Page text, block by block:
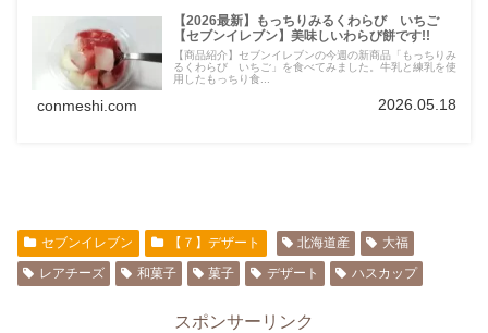
【2026最新】もっちりみるくわらび いちご
【セブンイレブン】美味しいわらび餅です!!
【商品紹介】セブンイレブンの今週の新商品「もっちりみ
るくわらび いちご」を食べてみました。牛乳と練乳を使
用したもっちり食...
conmeshi.com 2026.05.18
セブンイレブン 【７】デザート 北海道産
大福
レアチーズ
和菓子 菓子 デザート ハスカップ
スポンサーリンク